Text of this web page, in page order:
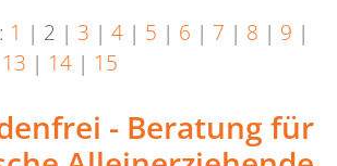
1 | 2 | 3 | 4 | 5 | 6 | 7 | 8 | 9 |
13 | 14 | 15
- Beratung für